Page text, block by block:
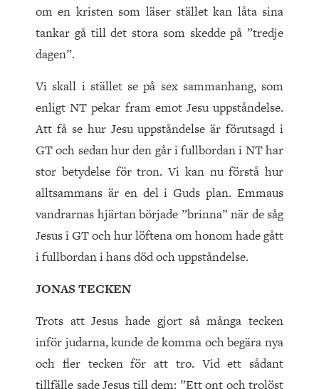
om en kristen som läser stället kan låta sina
tankar gå till det stora som skedde på ”tredje
dagen”.
Vi skall i stället se på sex sammanhang, som
enligt NT pekar fram emot Jesu uppståndelse.
Att få se hur Jesu uppståndelse är förutsagd i
GT och sedan hur den går i fullbordan i NT har
stor betydelse för tron. Vi kan nu förstå hur
alltsammans är en del i Guds plan. Emmaus
vandrarnas hjärtan började ”brinna” när de såg
Jesus i GT och hur löftena om honom hade gått
i fullbordan i hans död och uppståndelse.
JONAS TECKEN
Trots att Jesus hade gjort så många tecken
inför judarna, kunde de komma och begära nya
och fler tecken för att tro. Vid ett sådant
tillfälle sade Jesus till dem: ”Ett ont och trolöst